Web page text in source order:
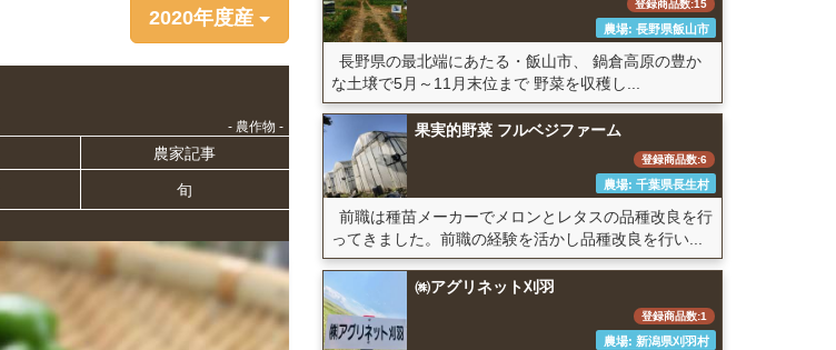
2020年度産
- 農作物 -
農家記事
旬
登録商品数:15
農場: 長野県飯山市
長野県の最北端にあたる・飯山市、 鍋倉高原の豊か
な土壌で5月～11月末位まで 野菜を収穫し...
果実的野菜 フルベジファーム
登録商品数:6
農場: 千葉県長生村
前職は種苗メーカーでメロンとレタスの品種改良を行
ってきました。前職の経験を活かし品種改良を行い...
㈱アグリネット刈羽
登録商品数:1
農場: 新潟県刈羽村